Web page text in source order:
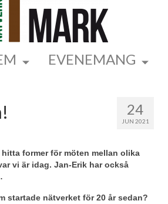
EVENEMANG
24
JUN 2021
former för möten mellan olika
vi är idag. Jan-Erik har också
startade nätverket för 20 år sedan?